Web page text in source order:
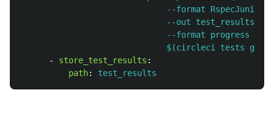
--format
--out test_results/
--format progress \
$(circleci tests
-
store_test_results :
path: test_results